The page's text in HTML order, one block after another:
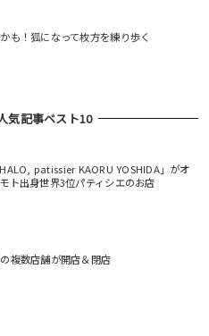
も！狐になって枚方を練り歩く
気記事ベスト10
patissier KAORU YOSHIDA」がオ
ト出身世界3位パティシエのお店
複数店舗が開店＆閉店